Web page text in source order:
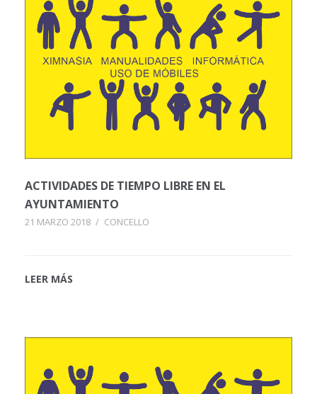
ACTIVIDADES DE TIEMPO LIBRE EN EL
AYUNTAMIENTO
21 MARZO 2018 / CONCELLO
LEER MÁS